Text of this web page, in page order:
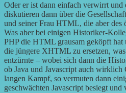
Oder er ist dann einfach verwirrt und
diskutieren dann über die
und seiner Frau HTML, die aber
Was aber bei einigen Historiker-
PHP die HTML grausam geköpft hat
die jüngere XHTML zu ersetzen,
entzürnte – wobei sich dann die
ob Java und Javascript auch wirklich
langen Kampf, so vermuten dann
geschwächten Javascript besiegt und